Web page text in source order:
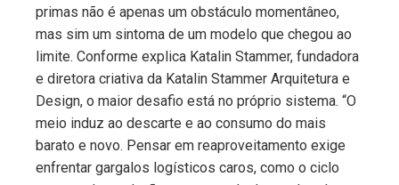
primas não é apenas um obstáculo momentâneo,
mas sim um sintoma de um modelo que chegou ao
limite. Conforme explica Katalin Stammer, fundadora
e diretora criativa da Katalin Stammer Arquitetura e
Design, o maior desafio está no próprio sistema. “O
meio induz ao descarte e ao consumo do mais
barato e novo. Pensar em reaproveitamento exige
enfrentar gargalos logísticos caros, como o ciclo